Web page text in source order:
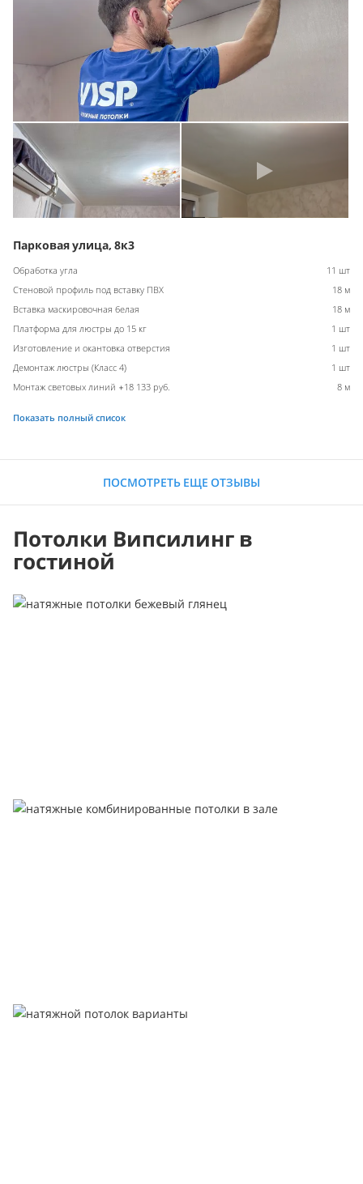
Парковая улица, 8к3
Обработка угла
11 шт
Стеновой профиль под вставку ПВХ
18 м
Вставка маскировочная белая
18 м
Платформа для люстры до 15 кг
1 шт
Изготовление и окантовка отверстия
1 шт
Демонтаж люстры (Класс 4)
1 шт
Монтаж световых линий +18 133 руб.
8 м
Показать полный список
ПОСМОТРЕТЬ ЕЩЕ ОТЗЫВЫ
Потолки Випсилинг в
гостиной